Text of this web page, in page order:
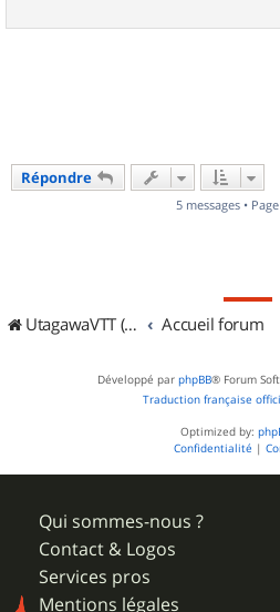
Répondre
5 messages • Page
UtagawaVTT (Randos VTT et VTTAE avec traces GPS) Accueil forum
Développé par phpBB® Forum
Traduction française
Optimized by:
Confidentialité |
Qui sommes-nous ?
Contact & Logos
Services pros
Mentions légales